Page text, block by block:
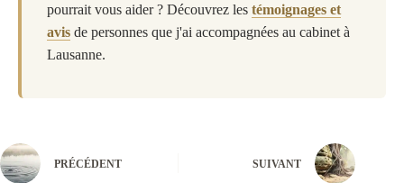
pourrait vous aider ? Découvrez les témoignages et
avis de personnes que j'ai accompagnées au cabinet à
Lausanne.
PRÉCÉDENT SUIVANT